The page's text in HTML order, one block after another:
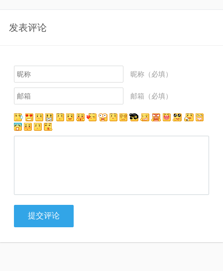
发表评论
昵称（必填）
邮箱（必填）